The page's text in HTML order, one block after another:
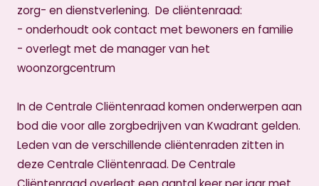
zorg- en dienstverlening. De cliëntenraad:
- onderhoudt ook contact met bewoners en familie
- overlegt met de manager van het
woonzorgcentrum
In de Centrale Cliëntenraad komen onderwerpen aan
bod die voor alle zorgbedrijven van Kwadrant gelden.
Leden van de verschillende cliëntenraden zitten in
deze Centrale Cliëntenraad. De Centrale